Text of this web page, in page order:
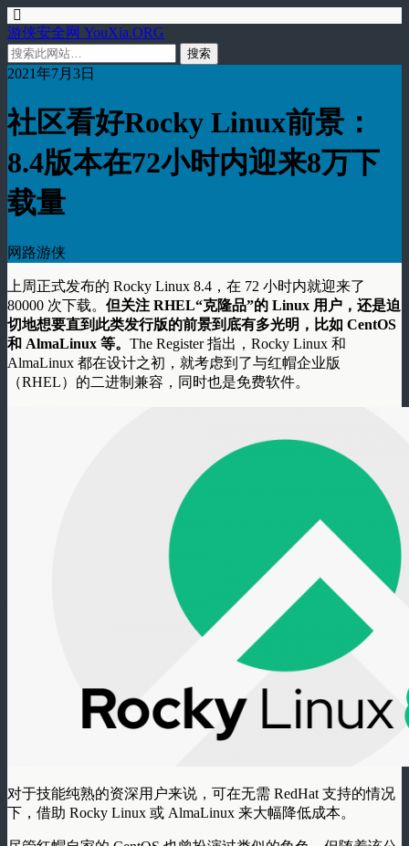
游侠安全网 YouXia.ORG
2021年7月3日
社区看好Rocky Linux前景：
8.4版本在72小时内迎来8万下
载量
网路游侠
上周正式发布的 Rocky Linux 8.4，在 72 小时内就迎来了
80000 次下载。 但关注 RHEL“克隆品”的 Linux 用户，还是迫
切地想要直到此类发行版的前景到底有多光明，比如 CentOS
和 AlmaLinux 等。 The Register 指出，Rocky Linux 和
AlmaLinux 都在设计之初，就考虑到了与红帽企业版
（RHEL）的二进制兼容，同时也是免费软件。
对于技能纯熟的资深用户来说，可在无需 RedHat 支持的情况
下，借助 Rocky Linux 或 AlmaLinux 来大幅降低成本。